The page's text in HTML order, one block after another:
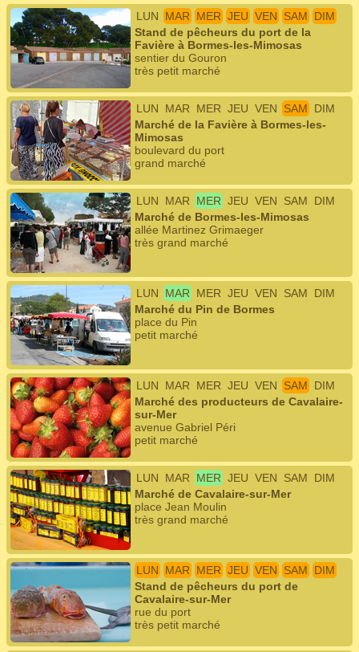
LUN MAR MER JEU VEN SAM
DIM
Stand de pêcheurs du port de la
Favière à Bormes-les-Mimosas
sentier du Gouron
très petit marché
LUN MAR MER JEU VEN SAM
DIM
Marché de la Favière à Bormes-les-
Mimosas
boulevard du port
grand marché
LUN MAR MER JEU VEN SAM
DIM
Marché de Bormes-les-Mimosas
allée Martinez Grimaeger
très grand marché
LUN MAR MER JEU VEN SAM
DIM
Marché du Pin de Bormes
place du Pin
petit marché
LUN MAR MER JEU VEN SAM
DIM
Marché des producteurs de Cavalaire-
sur-Mer
avenue Gabriel Péri
petit marché
LUN MAR MER JEU VEN SAM
DIM
Marché de Cavalaire-sur-Mer
place Jean Moulin
très grand marché
LUN MAR MER JEU VEN SAM
DIM
Stand de pêcheurs du port de
Cavalaire-sur-Mer
rue du port
très petit marché